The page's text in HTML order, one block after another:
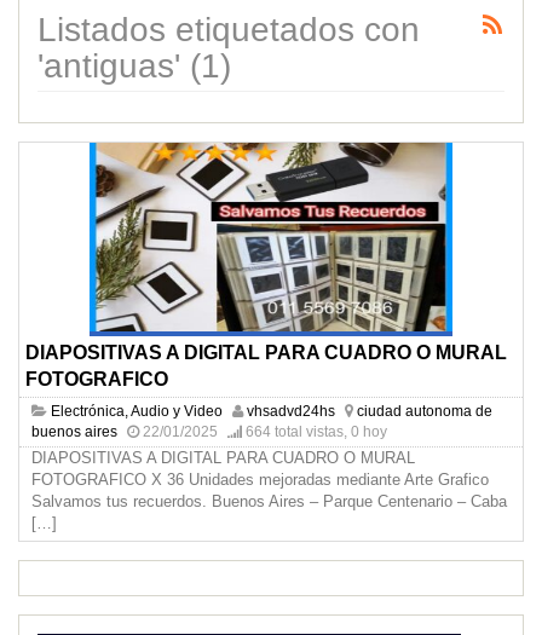
Listados etiquetados con
'antiguas' (1)
DIAPOSITIVAS A DIGITAL PARA CUADRO O MURAL
FOTOGRAFICO
Electrónica, Audio y Video vhsadvd24hs
ciudad autonoma de
buenos aires
22/01/2025 664 total vistas, 0 hoy
DIAPOSITIVAS A DIGITAL PARA CUADRO O MURAL
FOTOGRAFICO X 36 Unidades mejoradas mediante Arte Grafico
Salvamos tus recuerdos. Buenos Aires – Parque Centenario – Caba
[…]